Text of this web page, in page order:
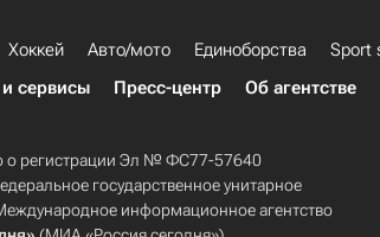
Хоккей Авто/мото Единоборства Sport
сервисы Пресс-центр Об агентстве
о регистрации Эл № ФС77-57640
государственное унитарное
информационное агентство